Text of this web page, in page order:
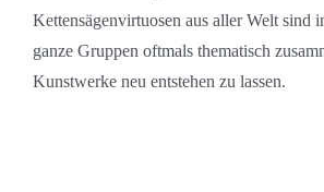
Kettensägenvirtuosen aus aller Welt sind
ganze Gruppen oftmals thematisch
Kunstwerke neu entstehen zu lassen.